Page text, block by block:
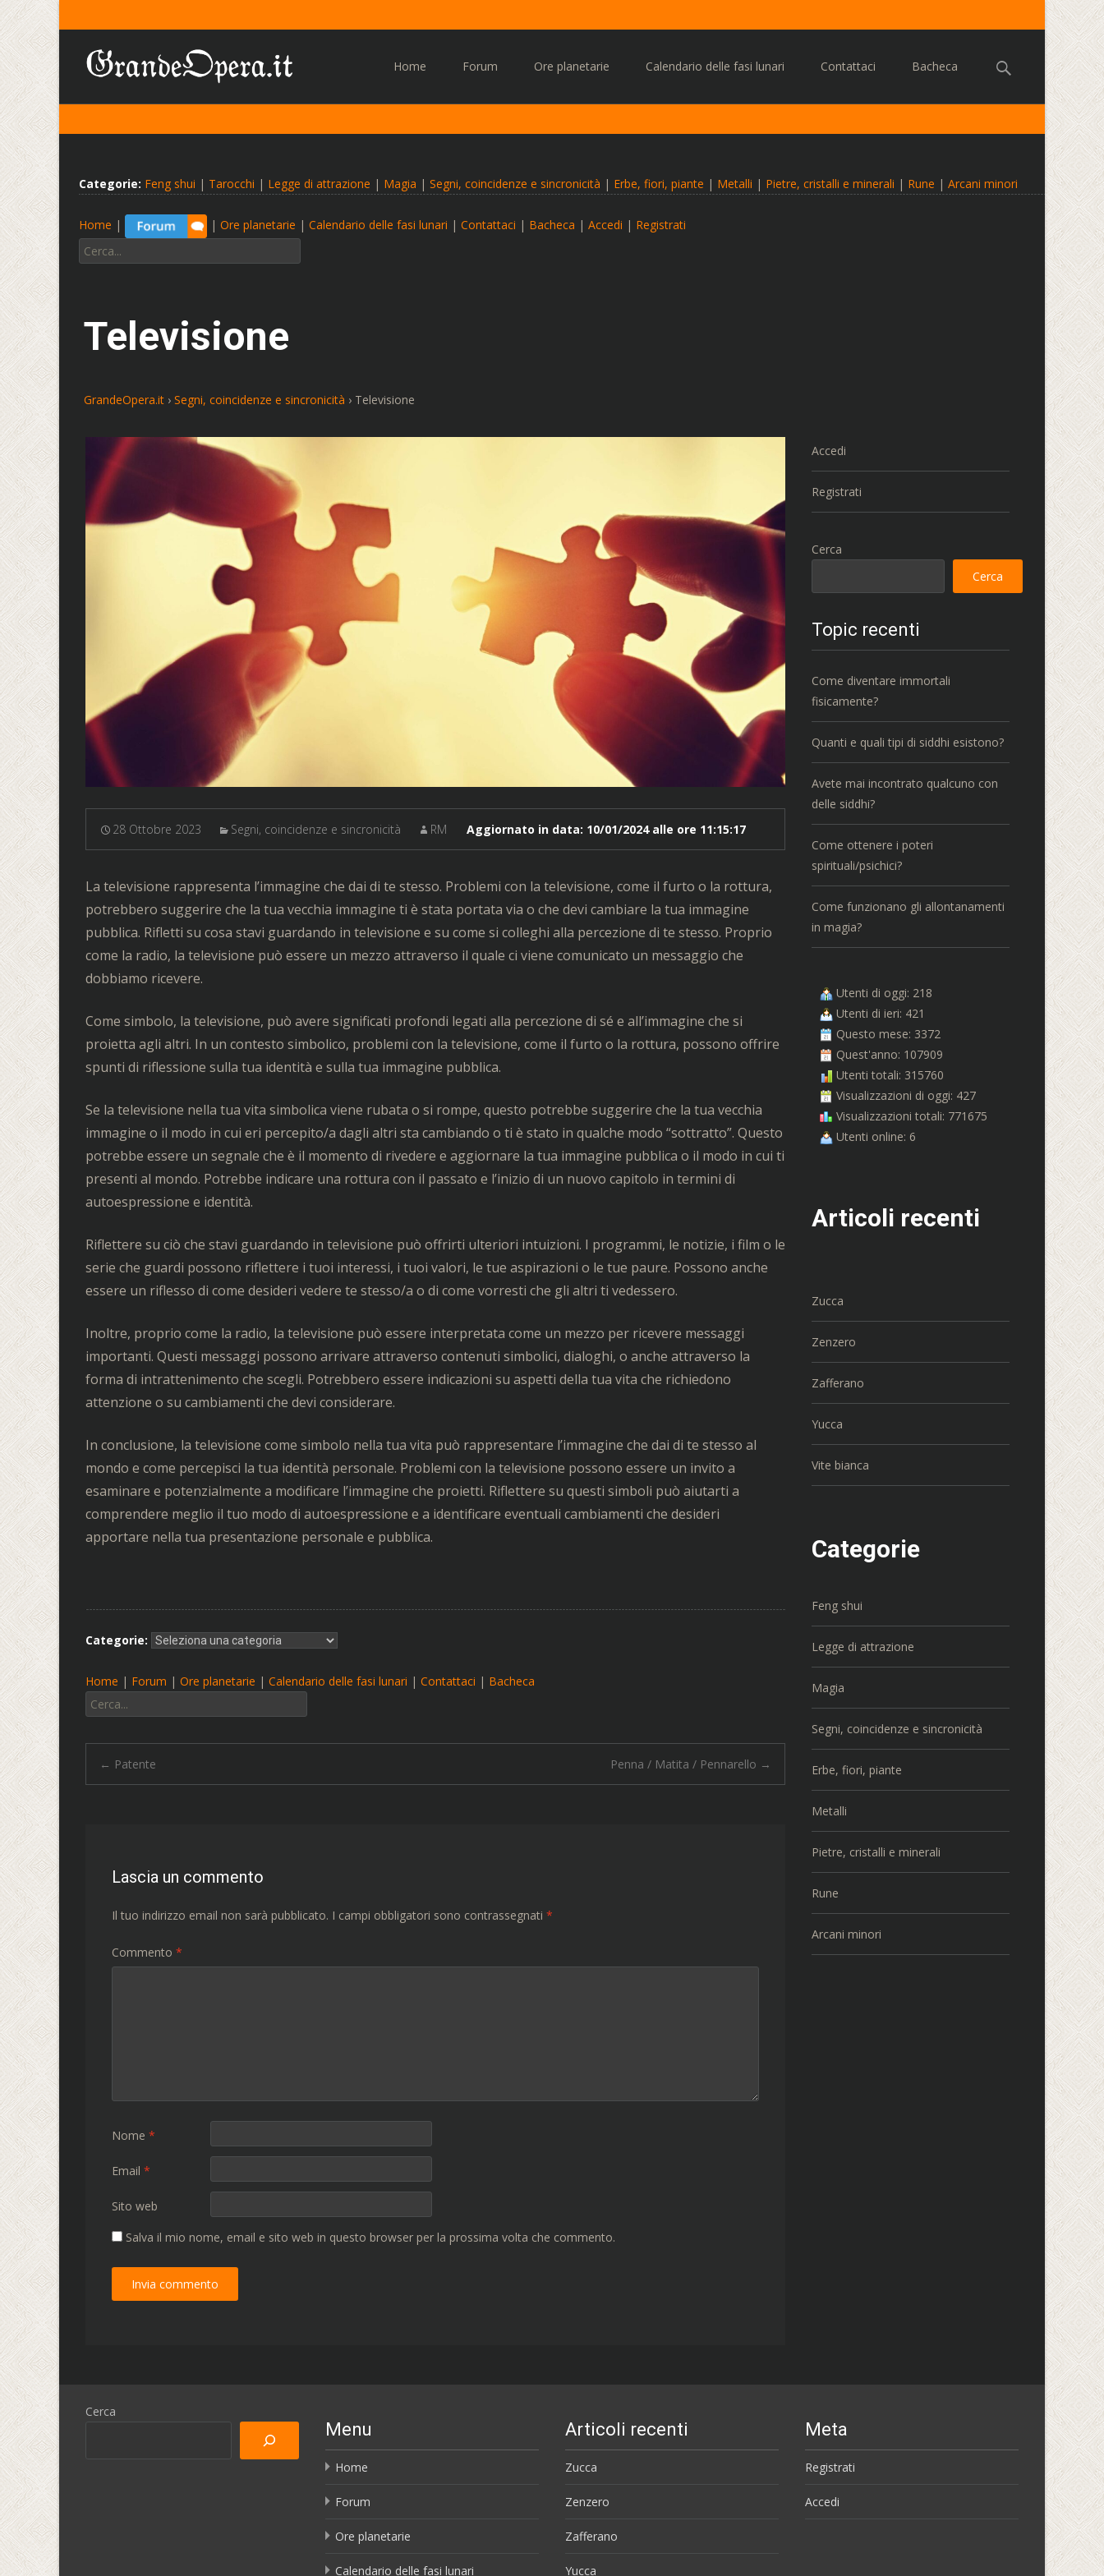
Home Forum Ore planetarie Calendario delle fasi lunari Contattaci Bacheca Cerca:
Categorie: Feng shui | Tarocchi | Legge di attrazione | Magia | Segni, coincidenze e sincronicità | Erbe, fiori, piante | Metalli | Pietre, cristalli e minerali | Rune | Arcani minori
Home | | Ore planetarie | Calendario delle fasi lunari | Contattaci | Bacheca | Accedi | Registrati
Cerca:
Televisione
GrandeOpera.it › Segni, coincidenze e sincronicità › Televisione
28 Ottobre 2023 Segni, coincidenze e sincronicità RM Aggiornato in data: 10/01/2024 alle ore 11:15:17
La televisione rappresenta l’immagine che dai di te stesso. Problemi con la televisione, come il furto o la rottura,
potrebbero suggerire che la tua vecchia immagine ti è stata portata via o che devi cambiare la tua immagine
pubblica. Rifletti su cosa stavi guardando in televisione e su come si colleghi alla percezione di te stesso. Proprio
come la radio, la televisione può essere un mezzo attraverso il quale ci viene comunicato un messaggio che
dobbiamo ricevere.
Come simbolo, la televisione, può avere significati profondi legati alla percezione di sé e all’immagine che si
proietta agli altri. In un contesto simbolico, problemi con la televisione, come il furto o la rottura, possono offrire
spunti di riflessione sulla tua identità e sulla tua immagine pubblica.
Se la televisione nella tua vita simbolica viene rubata o si rompe, questo potrebbe suggerire che la tua vecchia
immagine o il modo in cui eri percepito/a dagli altri sta cambiando o ti è stato in qualche modo “sottratto”. Questo
potrebbe essere un segnale che è il momento di rivedere e aggiornare la tua immagine pubblica o il modo in cui ti
presenti al mondo. Potrebbe indicare una rottura con il passato e l’inizio di un nuovo capitolo in termini di
autoespressione e identità.
Riflettere su ciò che stavi guardando in televisione può offrirti ulteriori intuizioni. I programmi, le notizie, i film o le
serie che guardi possono riflettere i tuoi interessi, i tuoi valori, le tue aspirazioni o le tue paure. Possono anche
essere un riflesso di come desideri vedere te stesso/a o di come vorresti che gli altri ti vedessero.
Inoltre, proprio come la radio, la televisione può essere interpretata come un mezzo per ricevere messaggi
importanti. Questi messaggi possono arrivare attraverso contenuti simbolici, dialoghi, o anche attraverso la
forma di intrattenimento che scegli. Potrebbero essere indicazioni su aspetti della tua vita che richiedono
attenzione o su cambiamenti che devi considerare.
In conclusione, la televisione come simbolo nella tua vita può rappresentare l’immagine che dai di te stesso al
mondo e come percepisci la tua identità personale. Problemi con la televisione possono essere un invito a
esaminare e potenzialmente a modificare l’immagine che proietti. Riflettere su questi simboli può aiutarti a
comprendere meglio il tuo modo di autoespressione e a identificare eventuali cambiamenti che desideri
apportare nella tua presentazione personale e pubblica.
Categorie:
Home | Forum | Ore planetarie | Calendario delle fasi lunari | Contattaci | Bacheca
Cerca:
Navigazione
← Patente Penna / Matita / Pennarello →
Lascia un commento
Il tuo indirizzo email non sarà pubblicato. I campi obbligatori sono contrassegnati *
Commento *
Nome *
Email *
Sito web
Salva il mio nome, email e sito web in questo browser per la prossima volta che commento.
Accedi
Registrati
Cerca
Cerca
Topic recenti
Come diventare immortali
fisicamente?
Quanti e quali tipi di siddhi esistono?
Avete mai incontrato qualcuno con
delle siddhi?
Come ottenere i poteri
spirituali/psichici?
Come funzionano gli allontanamenti
in magia?
Utenti di oggi: 218
Utenti di ieri: 421
Questo mese: 3372
Quest'anno: 107909
Utenti totali: 315760
Visualizzazioni di oggi: 427
Visualizzazioni totali: 771675
Utenti online: 6
Articoli recenti
Zucca
Zenzero
Zafferano
Yucca
Vite bianca
Categorie
Feng shui
Legge di attrazione
Magia
Segni, coincidenze e sincronicità
Erbe, fiori, piante
Metalli
Pietre, cristalli e minerali
Rune
Arcani minori
Cerca
Menu
Home
Forum
Ore planetarie
Calendario delle fasi lunari
Articoli recenti
Zucca
Zenzero
Zafferano
Yucca
Meta
Registrati
Accedi